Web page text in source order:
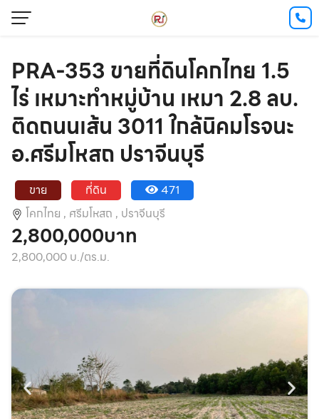
PRA-353 ขายที่ดินโคกไทย 1.5
ไร่ เหมาะทำหมู่บ้าน เหมา 2.8 ลบ.
ติดถนนเส้น 3011 ใกล้นิคมโรจนะ
อ.ศรีมโหสถ ปราจีนบุรี
ขาย ที่ดิน
471
โคกไทย , ศรีมโหสถ , ปราจีนบุรี
2,800,000บาท
2,800,000 บ./ตร.ม.